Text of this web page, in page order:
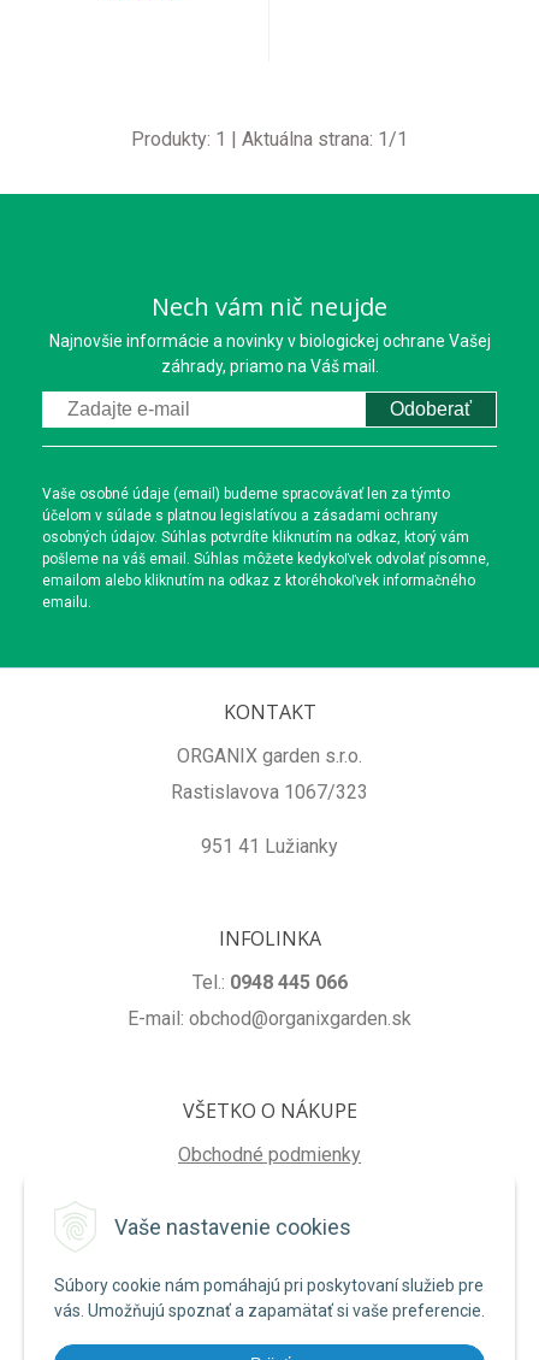
Vaše nastavenie cookies
Súbory cookie nám pomáhajú pri poskytovaní služieb pre
vás. Umožňujú spoznať a zapamätať si vaše preferencie.
Produkty: 1 | Aktuálna strana: 1/1
Nech vám nič neujde
Najnovšie informácie a novinky v biologickej ochrane Vašej
záhrady, priamo na Váš mail.
Odoberať
Vaše osobné údaje (email) budeme spracovávať len za týmto
účelom v súlade s platnou legislatívou a zásadami ochrany
osobných údajov. Súhlas potvrdíte kliknutím na odkaz, ktorý vám
pošleme na váš email. Súhlas môžete kedykoľvek odvolať písomne,
emailom alebo kliknutím na odkaz z ktoréhokoľvek informačného
emailu.
KONTAKT
ORGANIX garden s.r.o.
Rastislavova 1067/323
951 41 Lužianky
INFOLINKA
Tel.: 0948 445 066
E-mail: obchod@organixgarden.sk
VŠETKO O NÁKUPE
Obchodné podmienky
Reklamačné podmienky
NA STIAHNUTIE
Formulár na odstúpenie od zmluvy